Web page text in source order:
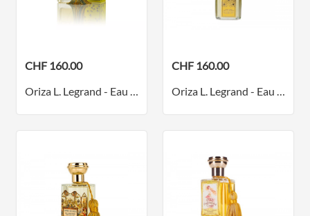
CHF 160.00
Oriza L. Legrand - Eau de Corse - Parfum
CHF 160.00
Oriza L. Legrand - Eau de Corse - Parfum